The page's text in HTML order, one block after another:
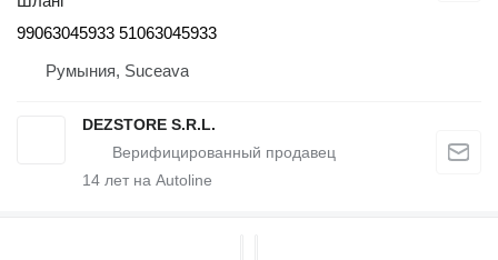
99063045933 51063045933
Румыния, Suceava
DEZSTORE S.R.L.
14 лет на Autoline